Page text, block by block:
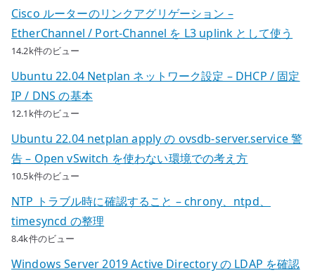
Cisco ルーターのリンクアグリゲーション –
EtherChannel / Port-Channel を L3 uplink として使う
14.2k件のビュー
Ubuntu 22.04 Netplan ネットワーク設定 – DHCP / 固定
IP / DNS の基本
12.1k件のビュー
Ubuntu 22.04 netplan apply の ovsdb-server.service 警
告 – Open vSwitch を使わない環境での考え方
10.5k件のビュー
NTP トラブル時に確認すること – chrony、ntpd、
timesyncd の整理
8.4k件のビュー
Windows Server 2019 Active Directory の LDAP を確認